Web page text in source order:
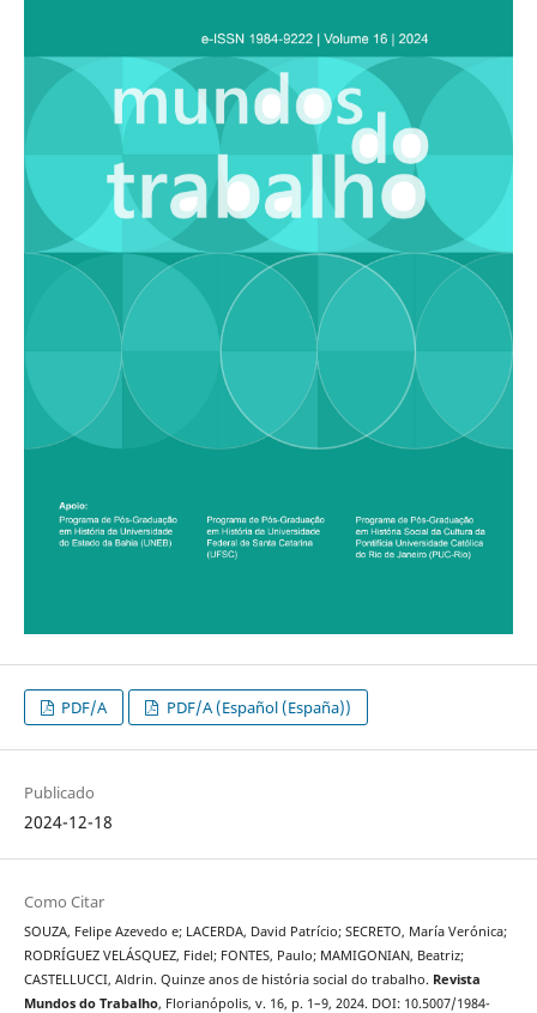
PDF/A PDF/A (Español (España))
Publicado
2024-12-18
Como Citar
SOUZA, Felipe Azevedo e; LACERDA, David Patrício; SECRETO, María Verónica;
RODRÍGUEZ VELÁSQUEZ, Fidel; FONTES, Paulo; MAMIGONIAN, Beatriz;
CASTELLUCCI, Aldrin. Quinze anos de história social do trabalho. Revista
Mundos do Trabalho, Florianópolis, v. 16, p. 1–9, 2024. DOI: 10.5007/1984-